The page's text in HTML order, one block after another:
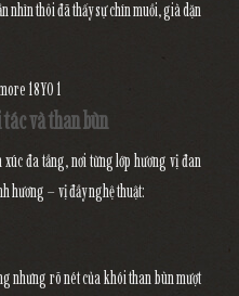
nhìn thôi đã thấy sự chín muồi, già dặn
và than bùn
đa tầng, nơi từng lớp hương vị đan
hương – vị đầy nghệ thuật:
nhưng rõ nét của khói than bùn mượt